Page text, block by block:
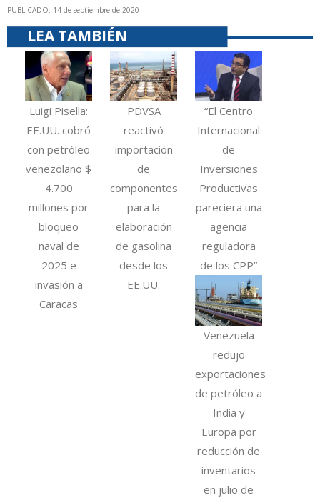
PUBLICADO: 14 de septiembre de 2020
LEA TAMBIÉN
Luigi Pisella:
EE.UU. cobró
con petróleo
venezolano $
4.700
millones por
bloqueo
naval de
2025 e
invasión a
Caracas
PDVSA
reactivó
importación
de
componentes
para la
elaboración
de gasolina
desde los
EE.UU.
“El Centro
Internacional
de
Inversiones
Productivas
pareciera una
agencia
reguladora
de los CPP”
Venezuela
redujo
exportaciones
de petróleo a
India y
Europa por
reducción de
inventarios
en julio de